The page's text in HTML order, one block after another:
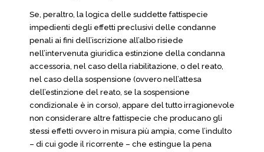
Se, peraltro, la logica delle suddette fattispecie
impedienti degli effetti preclusivi delle condanne
penali ai fini dell’iscrizione all’albo risiede
nell’intervenuta giuridica estinzione della condanna
accessoria, nel caso della riabilitazione, o del reato,
nel caso della sospensione (ovvero nell’attesa
dell’estinzione del reato, se la sospensione
condizionale è in corso), appare del tutto irragionevole
non considerare altre fattispecie che producano gli
stessi effetti ovvero in misura più ampia, come l’indulto
– di cui gode il ricorrente – che estingue la pena